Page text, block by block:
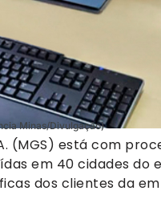
Minas/Divulgação)
(MGS) está com
em 40 cidades do
dos clientes da